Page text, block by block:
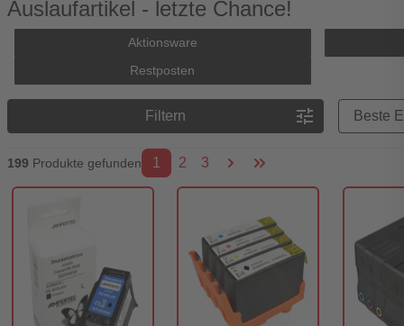
Auslaufartikel - letzte Chance!
Aktionsware
Restposten
Filtern tune
199 Produkte gefunden 1 2 3